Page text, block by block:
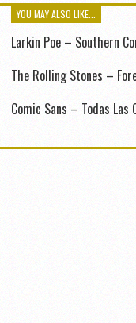
YOU MAY ALSO LIKE...
Larkin Poe – Southern
The Rolling Stones –
Comic Sans – Todas Las